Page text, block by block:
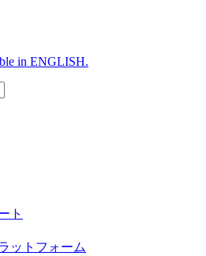
in ENGLISH.
ト
ットフォーム